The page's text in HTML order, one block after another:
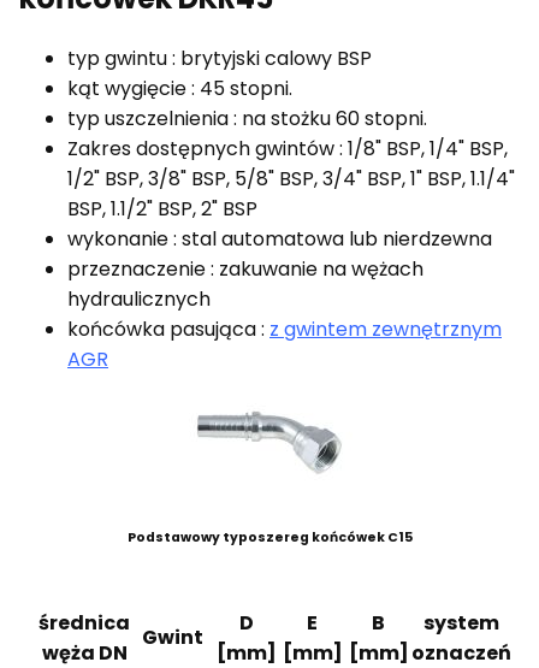
typ gwintu : brytyjski calowy BSP
kąt wygięcie : 45 stopni.
typ uszczelnienia : na stożku 60 stopni.
Zakres dostępnych gwintów : 1/8" BSP, 1/4" BSP,
1/2" BSP, 3/8" BSP, 5/8" BSP, 3/4" BSP, 1" BSP, 1.1/4"
BSP, 1.1/2" BSP, 2" BSP
wykonanie : stal automatowa lub nierdzewna
przeznaczenie : zakuwanie na wężach
hydraulicznych
końcówka pasująca : z gwintem zewnętrznym
AGR
Podstawowy typoszereg końcówek C15
średnica
węża DN
Gwint
D
[mm]
E
[mm]
B
[mm]
system
oznaczeń